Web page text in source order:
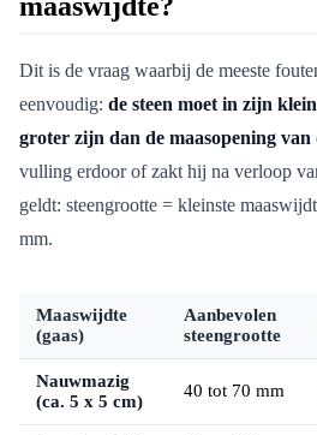
Dit is de vraag waarbij de meeste
eenvoudig: de steen moet in zijn
groter zijn dan de maasopening
vulling erdoor of zakt hij na verloop
geldt: steengrootte = kleinste
mm.
Maaswijdte
(gaas)
Aanbevolen
steengrootte
Nauwmazig
(ca. 5 x 5 cm)
40 tot 70 mm